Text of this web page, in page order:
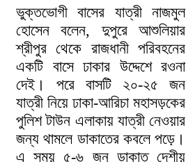
ভুক্তভোগী বাসের যাত্রী নাজমুল
হোসেন বলেন, দুপুরে আশুলিয়ার
শ্রীপুর থেকে রাজধানী পরিবহনের
একটি বাসে ঢাকার উদ্দেশে রওনা
দেই। পরে বাসটি ২০-২৫ জন
যাত্রী নিয়ে ঢাকা-আরিচা মহাসড়কের
পুলিশ টাউন এলাকায় যাত্রী নেওয়ার
জন্য থামলে ডাকাতের কবলে পড়ে।
এ সময় ৫-৬ জন ডাকাত দেশীয়